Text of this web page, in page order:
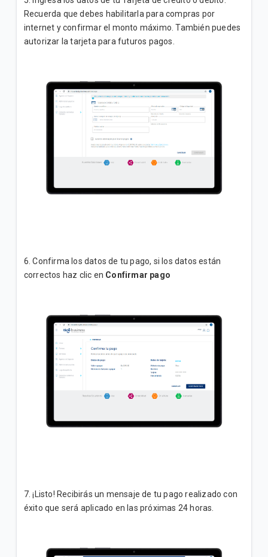
Recuerda que debes habilitarla para compras por
internet y confirmar el monto máximo. También puedes
autorizar la tarjeta para futuros pagos.
6. Confirma los datos de tu pago, si los datos están
correctos haz clic en Confirmar pago
7. ¡Listo! Recibirás un mensaje de tu pago realizado con
éxito que será aplicado en las próximas 24 horas.